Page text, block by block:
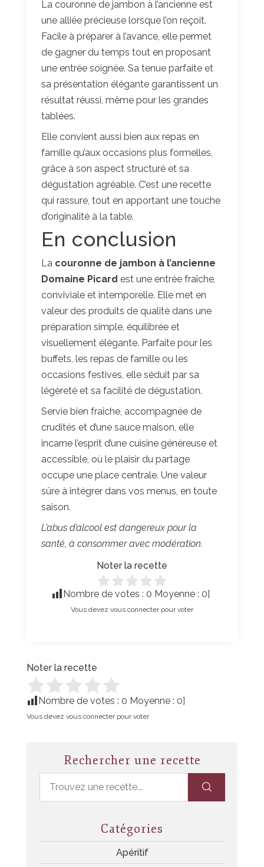
La couronne de jambon à l’ancienne est
une alliée précieuse lorsque l’on reçoit.
Facile à préparer à l’avance, elle permet
de gagner du temps tout en proposant
une entrée soignée. Sa tenue parfaite et
sa présentation élégante garantissent un
résultat réussi, même pour les grandes
tablées.
Elle convient aussi bien aux repas en
famille qu’aux occasions plus formelles,
grâce à son aspect structuré et sa
dégustation agréable. C’est une recette
qui rassure, tout en apportant une touche
d’originalité à la table.
En conclusion
La couronne de jambon à l’ancienne
Domaine Picard est une entrée fraîche,
conviviale et intemporelle. Elle met en
valeur des produits de qualité dans une
préparation simple, équilibrée et
visuellement élégante. Parfaite pour les
buffets, les repas de famille ou les
occasions festives, elle séduit par sa
légèreté et sa facilité de dégustation.
Servie bien fraîche, accompagnée de
crudités et d’une sauce maison, elle
incarne l’esprit d’une cuisine généreuse et
accessible, où le plaisir du partage
occupe une place centrale. Une valeur
sûre à intégrer dans vos menus, en toute
saison.
L’abus d’alcool est dangereux pour la
santé, à consommer avec modération.
Noter la recette
Nombre de votes : 0 Moyenne : 0]
Vous devez vous connecter pour voter
Noter la recette
Nombre de votes : 0 Moyenne : 0]
Vous devez vous connecter pour voter
Rechercher une recette
Catégories
Apéritif